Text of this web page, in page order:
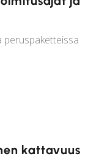
peruspaketteissa
kattavuus